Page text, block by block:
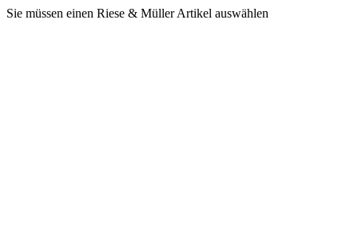
Sie müssen einen Riese & Müller Artikel auswählen